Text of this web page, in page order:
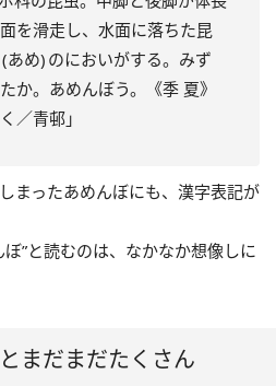
を滑走し、水面に落ちた昆
あめ) のにおいがする。みず
か。あめんぼう。《季 夏》
／青邨」
まったあめんぼにも、漢字表記が
”と読むのは、なかなか想像しに
まだまだたくさん